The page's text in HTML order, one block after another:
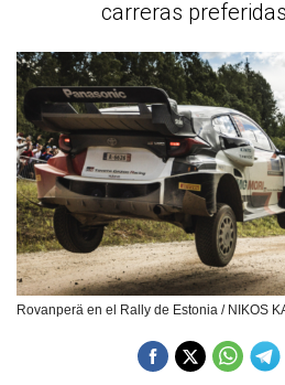
carreras
Rovanperä en el Rally de Estonia / NIKOS